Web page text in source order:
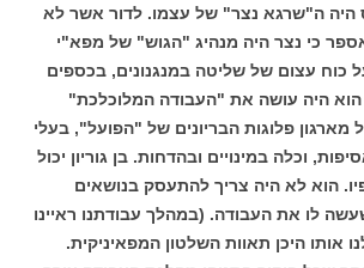
היה ה"שרגא נצר" של עצמו. לדור אשר לא
כי נצר היה מנהיג "הגוש" של מפא"י
כוח עצום של שליטה במנגנונים, בכספים
הוא היה עושה את "העבודה המלוכלכת"
מארגון פלוגות הבריונים של "הפועל", בעלי
וכלה במינויים ובהדחות. בן גוריון יכול
הוא לא היה צריך להתעסק בנושאים
לו את העבודה. (במהלך עבודתנו ראיינו
אותו היכן תאוות השלטון המפאיניקית.